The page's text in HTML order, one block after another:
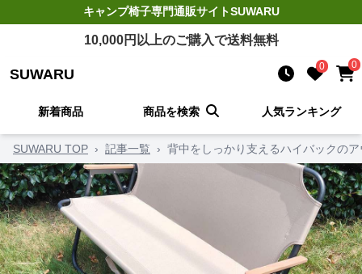
キャンプ椅子専門通販サイトSUWARU
10,000円以上のご購入で送料無料
SUWARU 0 0
新着商品 商品を検索 人気ランキング
SUWARU TOP › 記事一覧 › 背中をしっかり支えるハイバックの